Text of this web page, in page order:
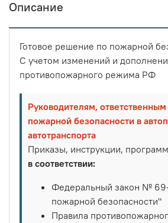
Описание
Готовое решение по пожарной
С учетом изменений и
противопожарного режима РФ
Руководителям,
пожарной безопасности в
автотранспорта
Приказы, инструкции,
в соответствии:
Федеральный закон №
пожарной безопасности"
Правила